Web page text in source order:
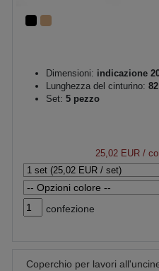
Dimensioni: indicazione
Lunghezza del cinturino:
Set: 5 pezzo
25,02 EUR/
confezione
Coperchio per lavori